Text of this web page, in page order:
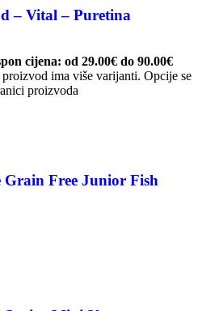
– Vital – Puretina
cijena: od 29.00€ do 90.00€
ima više varijanti. Opcije se
proizvoda
Grain Free Junior Fish